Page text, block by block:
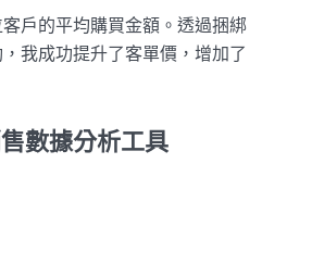
戶的平均購買金額。透過捆綁
我成功提升了客單價，增加了
數據分析工具